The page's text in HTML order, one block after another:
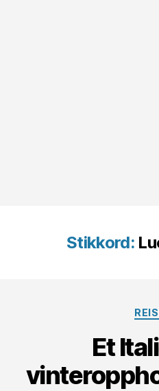
Stikkord:
Et